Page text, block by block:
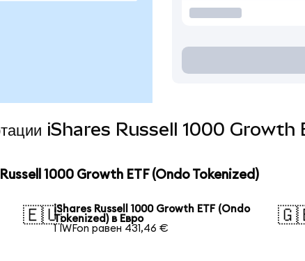
iShares Russell 1000
1000 Growth ETF (Ondo Tokenized)
🇪🇺iShares Russell 1000 Growth ETF (Ondo
Tokenized) в Евро
1 IWFon равен 431,46 €